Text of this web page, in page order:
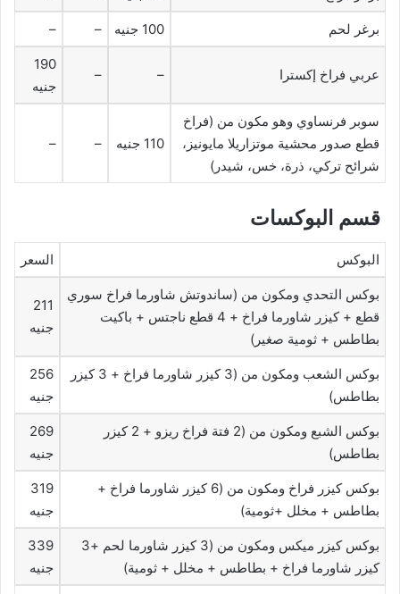
برغر لحم 100 جنيه –
–
عربي فراخ إكسترا –
–
190
جنيه
سوبر فرنساوي وهو مكون من (فراخ
قطع صدور محشية موتزاريلا مايونيز،
شرائح تركي، ذرة، خس، شيدر)
110 جنيه –
–
قسم البوكسات
البوكس السعر
بوكس التحدي ومكون من (ساندوتش شاورما فراخ سوري
قطع + كيزر شاورما فراخ + 4 قطع ناجتس + باكيت
بطاطس + ثومية صغير)
211
جنيه
بوكس الشعب ومكون من (3 كيزر شاورما فراخ + 3 كيزر
بطاطس)
256
جنيه
بوكس الشبع ومكون من (2 فتة فراخ ريزو + 2 كيزر
بطاطس)
269
جنيه
بوكس كيزر فراخ ومكون من (6 كيزر شاورما فراخ +
بطاطس + مخلل +ثومية)
319
جنيه
بوكس كيزر ميكس ومكون من (3 كيزر شاورما لحم +3
كيزر شاورما فراخ + بطاطس + مخلل + ثومية)
339
جنيه